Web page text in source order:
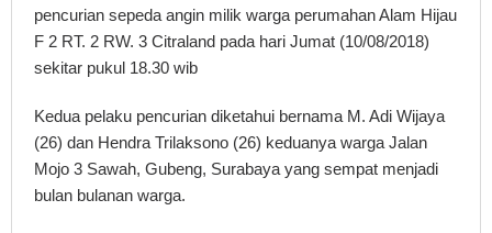
pencurian sepeda angin milik warga perumahan Alam Hijau
F 2 RT. 2 RW. 3 Citraland pada hari Jumat (10/08/2018)
sekitar pukul 18.30 wib
Kedua pelaku pencurian diketahui bernama M. Adi Wijaya
(26) dan Hendra Trilaksono (26) keduanya warga Jalan
Mojo 3 Sawah, Gubeng, Surabaya yang sempat menjadi
bulan bulanan warga.